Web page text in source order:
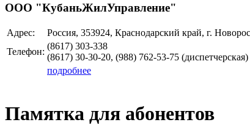
ООО "КубаньЖилУправление"
Адрес:
Россия, 353924, Краснодарский край, г.
Телефон:
(8617) 303-338
(8617) 30-30-20, (988) 762-53-75 (диспетчерская)
подробнее
Памятка для абонентов